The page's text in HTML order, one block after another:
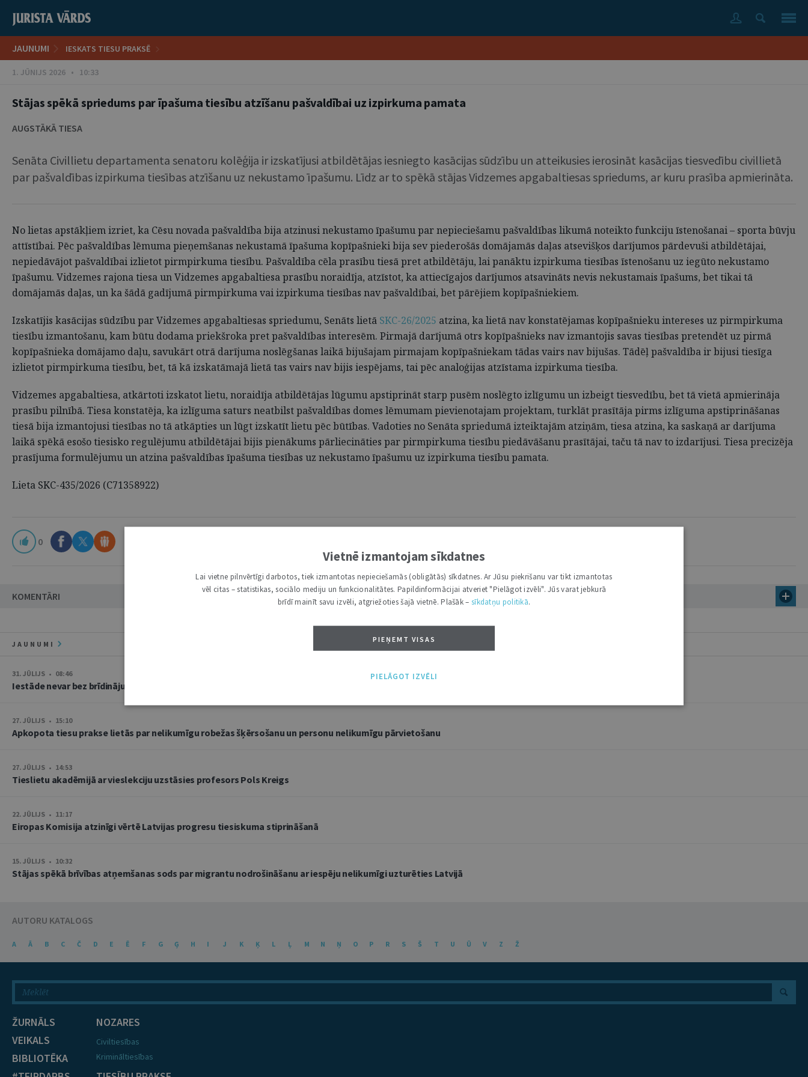
JAUNUMI IESKATS TIESU PRAKSĒ
1. JŪNIJS 2026 • 10:33
Stājas spēkā spriedums par īpašuma tiesību atzīšanu pašvaldībai uz izpirkuma pamata
AUGSTĀKĀ TIESA
Senāta Civillietu departamenta senatoru kolēģija ir izskatījusi atbildētājas iesniegto kasācijas sūdzību un atteikusies ierosināt kasācijas tiesvedību civillietā
par pašvaldības izpirkuma tiesības atzīšanu uz nekustamo īpašumu. Līdz ar to spēkā stājas Vidzemes apgabaltiesas spriedums, ar kuru prasība apmierināta.
No lietas apstākļiem izriet, ka Cēsu novada pašvaldība bija atzinusi nekustamo īpašumu par nepieciešamu pašvaldības likumā noteikto funkciju īstenošanai – sporta būvju
attīstībai. Pēc pašvaldības lēmuma pieņemšanas nekustamā īpašuma kopīpašnieki bija sev piederošās domājamās daļas atsevišķos darījumos pārdevuši atbildētājai,
nepiedāvājot pašvaldībai izlietot pirmpirkuma tiesību. Pašvaldība cēla prasību tiesā pret atbildētāju, lai panāktu izpirkuma tiesības īstenošanu uz iegūto nekustamo
īpašumu. Vidzemes rajona tiesa un Vidzemes apgabaltiesa prasību noraidīja, atzīstot, ka attiecīgajos darījumos atsavināts nevis nekustamais īpašums, bet tikai tā
domājamās daļas, un ka šādā gadījumā pirmpirkuma vai izpirkuma tiesības nav pašvaldībai, bet pārējiem kopīpašniekiem.
Izskatījis kasācijas sūdzību par Vidzemes apgabaltiesas spriedumu, Senāts lietā SKC-26/2025 atzina, ka lietā nav konstatējamas kopīpašnieku intereses uz pirmpirkuma
tiesību izmantošanu, kam būtu dodama priekšroka pret pašvaldības interesēm. Pirmajā darījumā otrs kopīpašnieks nav izmantojis savas tiesības pretendēt uz pirmā
kopīpašnieka domājamo daļu, savukārt otrā darījuma noslēgšanas laikā bijušajam pirmajam kopīpašniekam tādas vairs nav bijušas. Tādēļ pašvaldība ir bijusi tiesīga
izlietot pirmpirkuma tiesību, bet, tā kā izskatāmajā lietā tas vairs nav bijis iespējams, tai pēc analoģijas atzīstama izpirkuma tiesība.
Vidzemes apgabaltiesa, atkārtoti izskatot lietu, noraidīja atbildētājas lūgumu apstiprināt starp pusēm noslēgto izlīgumu un izbeigt tiesvedību, bet tā vietā apmierināja
prasību pilnībā. Tiesa konstatēja, ka izlīguma saturs neatbilst pašvaldības domes lēmumam pievienotajam projektam, turklāt prasītāja pirms izlīguma apstiprināšanas
tiesā bija izmantojusi tiesības no tā atkāpties un lūgt izskatīt lietu pēc būtības. Vadoties no Senāta spriedumā izteiktajām atziņām, tiesa atzina, ka saskaņā ar darījuma
laikā spēkā esošo tiesisko regulējumu atbildētājai bijis pienākums pārliecināties par pirmpirkuma tiesību piedāvāšanu prasītājai, taču tā nav to izdarījusi. Tiesa precizēja
prasījuma formulējumu un atzina pašvaldības īpašuma tiesības uz nekustamo īpašumu uz izpirkuma tiesību pamata.
Lieta SKC-435/2026 (C71358922)
0
KOMENTĀRI
JAUNUMI
31. JŪLIJS • 08:46
Iestāde nevar bez brīdinājuma mainīt oficiālās saziņas kanālu, ja persona lūgusi turpināt sazināties noteiktā veidā
27. JŪLIJS • 15:10
Apkopota tiesu prakse lietās par nelikumīgu robežas šķērsošanu un personu nelikumīgu pārvietošanu
27. JŪLIJS • 14:53
Tieslietu akadēmijā ar vieslekciju uzstāsies profesors Pols Kreigs
22. JŪLIJS • 11:17
Eiropas Komisija atzinīgi vērtē Latvijas progresu tiesiskuma stiprināšanā
15. JŪLIJS • 10:32
Stājas spēkā brīvības atņemšanas sods par migrantu nodrošināšanu ar iespēju nelikumīgi uzturēties Latvijā
AUTORU KATALOGS
A Ā B C Č D E Ē F G Ģ H I J K Ķ L Ļ M N Ņ O P R S Š T U Ū V Z Ž
ŽURNĀLS
VEIKALS
BIBLIOTĒKA
NOZARES
Civiltiesības
Krimināltiesības
Vietnē izmantojam sīkdatnes
Lai vietne pilnvērtīgi darbotos, tiek izmantotas nepieciešamās (obligātās) sīkdatnes. Ar Jūsu piekrišanu var tikt izmantotas
vēl citas – statistikas, sociālo mediju un funkcionalitātes. Papildinformācijai atveriet "Pielāgot izvēli". Jūs varat jebkurā
brīdī mainīt savu izvēli, atgriežoties šajā vietnē. Plašāk – sīkdatņu politikā.
PIEŅEMT VISAS
PIELĀGOT IZVĒLI